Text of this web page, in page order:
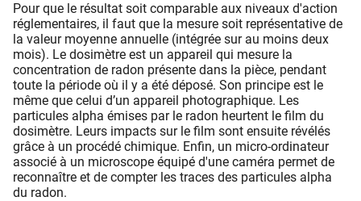
Pour que le résultat soit comparable aux niveaux d'action
réglementaires, il faut que la mesure soit représentative de
la valeur moyenne annuelle (intégrée sur au moins deux
mois). Le dosimètre est un appareil qui mesure la
concentration de radon présente dans la pièce, pendant
toute la période où il y a été déposé. Son principe est le
même que celui d’un appareil photographique. Les
particules alpha émises par le radon heurtent le film du
dosimètre. Leurs impacts sur le film sont ensuite révélés
grâce à un procédé chimique. Enfin, un micro-ordinateur
associé à un microscope équipé d'une caméra permet de
reconnaître et de compter les traces des particules alpha
du radon.